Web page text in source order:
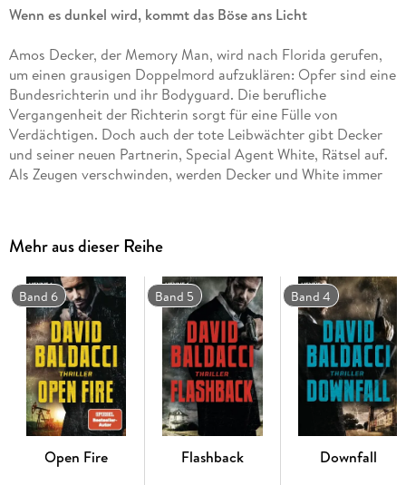
Wenn es dunkel wird, kommt das Böse ans Licht
Amos Decker, der Memory Man, wird nach Florida gerufen,
um einen grausigen Doppelmord aufzuklären: Opfer sind eine
Bundesrichterin und ihr Bodyguard. Die berufliche
Vergangenheit der Richterin sorgt für eine Fülle von
Verdächtigen. Doch auch der tote Leibwächter gibt Decker
und seiner neuen Partnerin, Special Agent White, Rätsel auf.
Als Zeugen verschwinden, werden Decker und White immer
Mehr aus dieser Reihe
Band 6
Open Fire
Band 5
Flashback
Band 4
Downfall